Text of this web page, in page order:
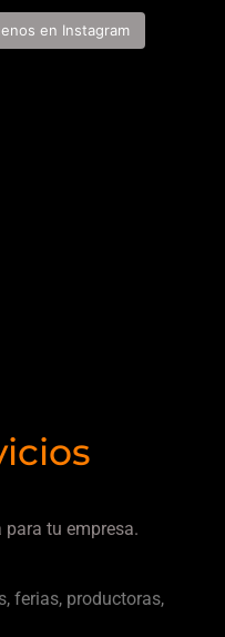
en Instagram
tu empresa.
ferias, productoras,